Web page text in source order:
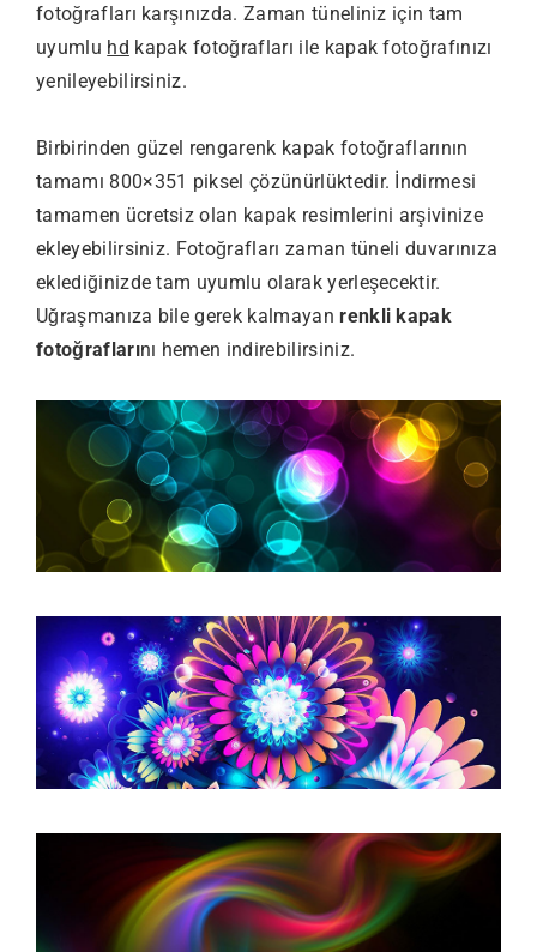
fotoğrafları karşınızda. Zaman tüneliniz için tam
uyumlu hd kapak fotoğrafları ile kapak fotoğrafınızı
yenileyebilirsiniz.
Birbirinden güzel rengarenk kapak fotoğraflarının
tamamı 800×351 piksel çözünürlüktedir. İndirmesi
tamamen ücretsiz olan kapak resimlerini arşivinize
ekleyebilirsiniz. Fotoğrafları zaman tüneli duvarınıza
eklediğinizde tam uyumlu olarak yerleşecektir.
Uğraşmanıza bile gerek kalmayanrenkli kapak
fotoğraflarını hemen indirebilirsiniz.